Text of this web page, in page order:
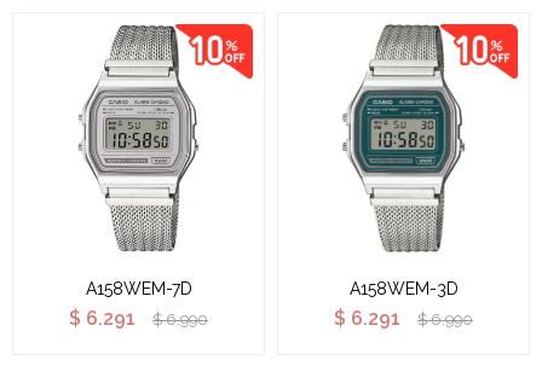
A158WEM-7D
$ 6.291 $ 6.990
A158WEM-3D
$ 6.291 $ 6.990